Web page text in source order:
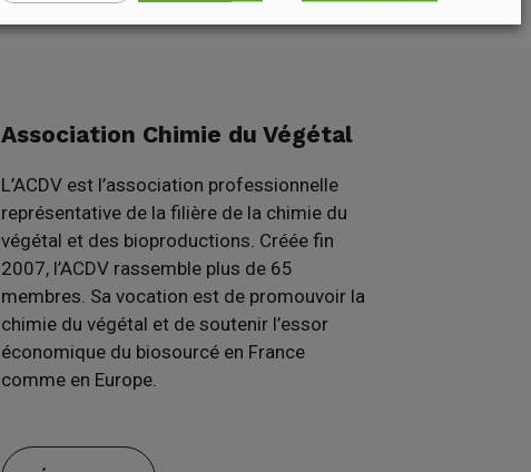
Association Chimie du Végétal
L’ACDV est l’association professionnelle
représentative de la filière de la chimie du
végétal et des bioproductions. Créée fin
2007, l’ACDV rassemble plus de 65
membres. Sa vocation est de promouvoir la
chimie du végétal et de soutenir l’essor
économique du biosourcé en France
comme en Europe.